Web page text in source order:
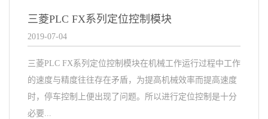
三菱PLC FX系列定位控制模块
2019-07-04
三菱PLC FX系列定位控制模块在机械工作运行过程中工作
的速度与精度往往存在矛盾，为提高机械效率而提高速度
时，停车控制上便出现了问题。所以进行定位控制是十分
必要...